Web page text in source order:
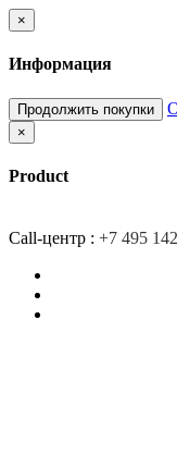
×
Информация
Продолжить покупки
×
Product
Call-центр : +7 495